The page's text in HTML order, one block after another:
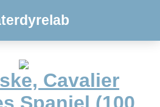
Cavalier